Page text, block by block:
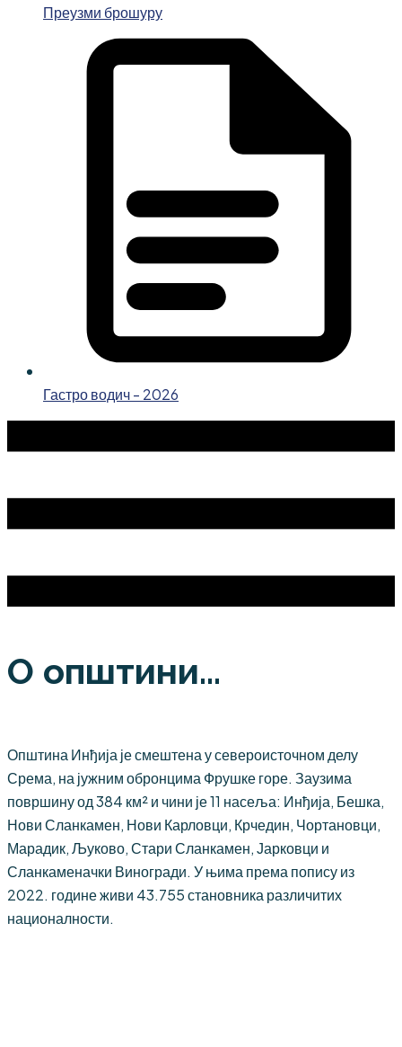
Преузми брошуру
Гастро водич - 2026
О општини...
Општина Инђија је смештена у североисточном делу
Срема, на јужним обронцима Фрушке горе. Заузима
површину од 384 км² и чини је 11 насеља: Инђија, Бешка,
Нови Сланкамен, Нови Карловци, Крчедин, Чортановци,
Марадик, Љуково, Стари Сланкамен, Јарковци и
Сланкаменачки Виногради. У њима према попису из
2022. године живи 43.755 становника различитих
националности.